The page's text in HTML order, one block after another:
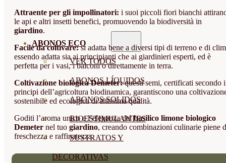
ABONOS ECO
VER TODOS
ABONOS LÍQUIDOS
ABONOS SOLIDOS
BIOESTIMULANTES
SUSTRATOS Y
DECORATIVAS
Attraente per gli impollinatori: i suoi piccoli fiori bianchi
le api e altri insetti benefici, promuovendo la biodiversità in
giardino.
Facile da coltivare:si adatta bene a diversi tipi di terreno e di
essendo adatta sia ai principianti che ai giardinieri esperti, ed è
perfetta per i vasi, i balconi o direttamente in terra.
Coltivazione biologica Demeter:questi semi, certificati secondo i
principi dell’agricoltura biodinamica, garantiscono una
sostenibile ed ecologica di altissima qualità.
Goditi l’aroma unico e l’eleganza delbasilico limone biologico
Demeter nel tuo giardino, creando combinazioni culinarie piene
freschezza e raffinatezza.